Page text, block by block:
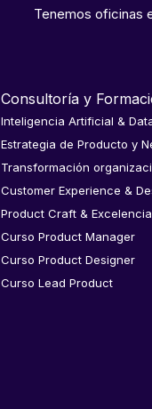
Tenemos oficinas
Consultoría y
Inteligencia Artificial &
Estrategia de Producto y
Transformación
Customer Experience &
Product Craft &
Curso Product Manager
Curso Product Designer
Curso Lead Product